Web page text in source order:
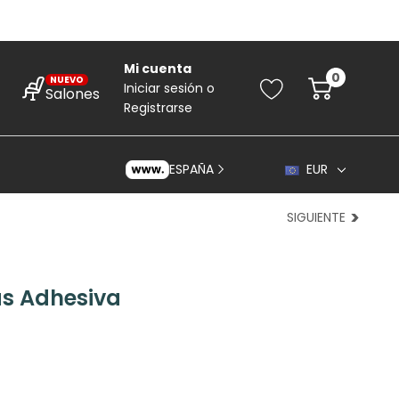
NUEVO
Salones
Mi cuenta
Iniciar sesión o
Registrarse
0
Principiantes
ESPAÑA EUR
SIGUIENTE
Adhesiva